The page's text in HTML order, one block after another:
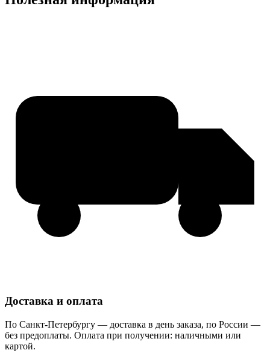
Доставка и оплата
По Санкт-Петербургу — доставка в день заказа, по России —
без предоплаты. Оплата при получении: наличными или
картой.